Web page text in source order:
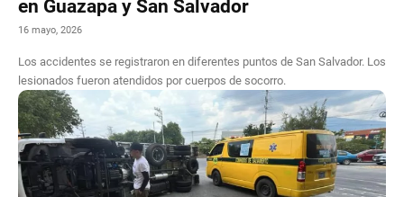
en Guazapa y San Salvador
16 mayo, 2026
Los accidentes se registraron en diferentes puntos de San Salvador. Los
lesionados fueron atendidos por cuerpos de socorro.